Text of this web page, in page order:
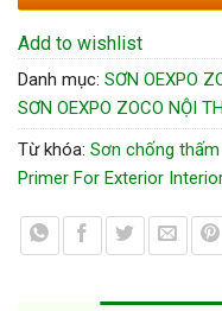
Add to wishlist
Danh mục: SƠN OEXPO
SƠN OEXPO ZOCO NỘI
Từ khóa: Sơn chống thấm
Primer For Exterior Interior